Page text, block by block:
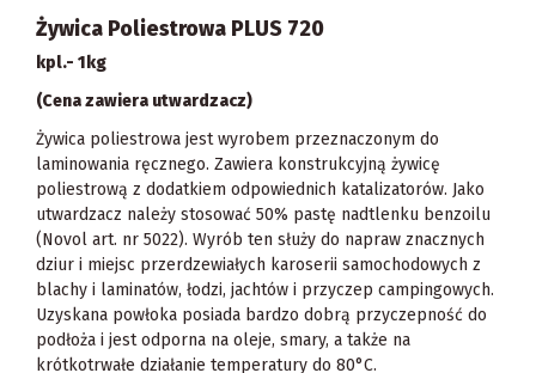
Żywica Poliestrowa PLUS 720
kpl.- 1kg
(Cena zawiera utwardzacz)
Żywica poliestrowa jest wyrobem przeznaczonym do
laminowania ręcznego. Zawiera konstrukcyjną żywicę
poliestrową z dodatkiem odpowiednich katalizatorów. Jako
utwardzacz należy stosować 50% pastę nadtlenku benzoilu
(Novol art. nr 5022). Wyrób ten służy do napraw znacznych
dziur i miejsc przerdzewiałych karoserii samochodowych z
blachy i laminatów, łodzi, jachtów i przyczep campingowych.
Uzyskana powłoka posiada bardzo dobrą przyczepność do
podłoża i jest odporna na oleje, smary, a także na
krótkotrwałe działanie temperatury do 80°C.